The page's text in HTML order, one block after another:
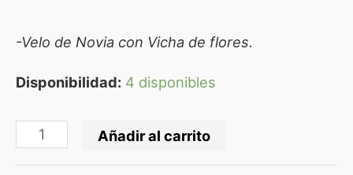
-Velo de Novia con Vicha de flores.
Disponibilidad: 4 disponibles
Añadir al carrito